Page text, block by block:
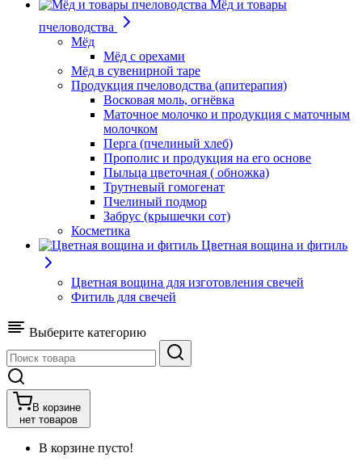
Мёд и товары
пчеловодства
Мёд
Мёд с орехами
Мёд в сувенирной таре
Продукция пчеловодства (апитерапия)
Восковая моль, огнёвка
Маточное молочко и продукция с маточным
молочком
Перга (пчелиный хлеб)
Прополис и продукция на его основе
Пыльца цветочная ( обножка)
Трутневый гомогенат
Пчелиный подмор
Забрус (крышечки сот)
Косметика
Цветная вощина и фитиль
Цветная вощина для изготовления свечей
Фитиль для свечей
Выберите категорию
В корзине
нет товаров
В корзине пусто!